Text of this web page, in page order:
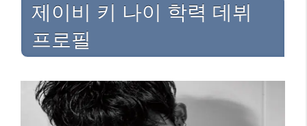
제이비 키 나이 학력 데뷔
프로필